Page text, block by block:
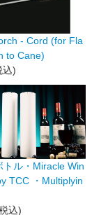
- Cord (for Fla
to Cane)
込)
トル・Miracle Win
TCC ・Multiplyin
込)